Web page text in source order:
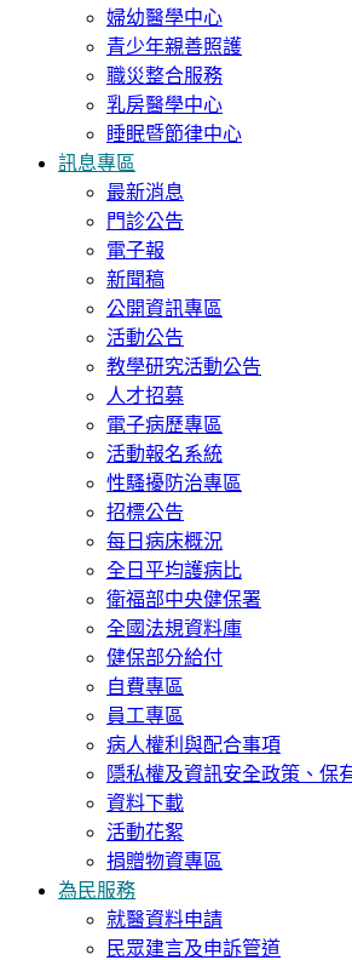
婦幼醫學中心
青少年親善照護
職災整合服務
乳房醫學中心
睡眠暨節律中心
訊息專區
最新消息
門診公告
電子報
新聞稿
公開資訊專區
活動公告
教學研究活動公告
人才招募
電子病歷專區
活動報名系統
性騷擾防治專區
招標公告
每日病床概況
全日平均護病比
衛福部中央健保署
全國法規資料庫
健保部分給付
自費專區
員工專區
病人權利與配合事項
隱私權及資訊安全政策、保
資料下載
活動花絮
捐贈物資專區
為民服務
就醫資料申請
民眾建言及申訴管道